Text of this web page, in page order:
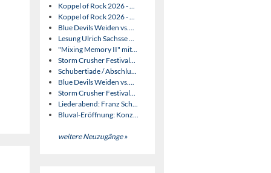
Koppel of Rock 2026 - ...
Koppel of Rock 2026 - ...
Blue Devils Weiden vs....
Lesung Ulrich Sachsse ...
"Mixing Memory II" mit...
Storm Crusher Festival...
Schubertiade / Abschlu...
Blue Devils Weiden vs....
Storm Crusher Festival...
Liederabend: Franz Sch...
Bluval-Eröffnung: Konz...
weitere Neuzugänge »